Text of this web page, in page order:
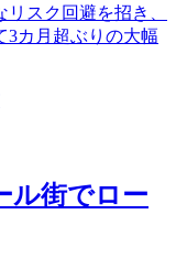
スク回避を招き、
3カ月超ぶりの大幅
ル街でロー